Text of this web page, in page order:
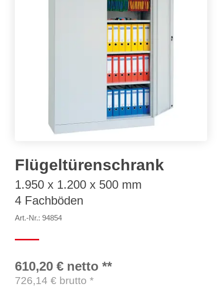
Flügeltürenschrank
1.950 x 1.200 x 500 mm
4 Fachböden
Art.-Nr.: 94854
610,20 € netto **
726,14 € brutto *